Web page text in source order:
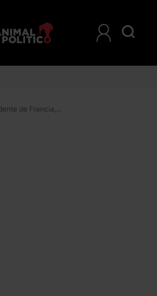
Cita a ciegas del presidente de Francia, François Hollande